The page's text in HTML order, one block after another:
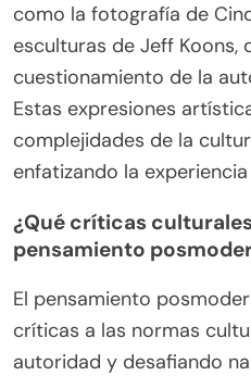
como la fotografía de
esculturas de Jeff Koons,
cuestionamiento de la
Estas expresiones
complejidades de la
enfatizando la
¿Qué críticas
pensamiento
El pensamiento
críticas a las normas
autoridad y desafiando